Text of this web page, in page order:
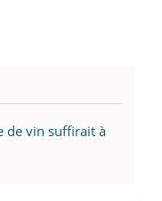
de vin suffirait à